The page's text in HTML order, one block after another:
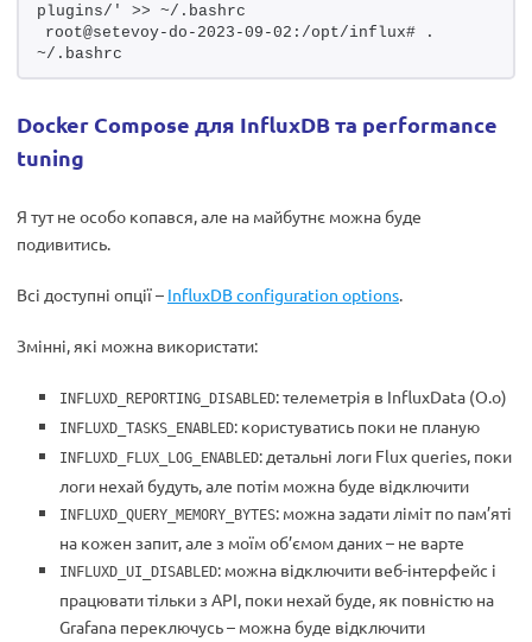
plugins/' >> ~/.bashrc
root@setevoy-do-2023-09-02:/opt/influx# .
~/.bashrc
Docker Compose для InfluxDB та performance
tuning
Я тут не особо копався, але на майбутнє можна буде
подивитись.
Всі доступні опції – InfluxDB configuration options.
Змінні, які можна використати:
INFLUXD_REPORTING_DISABLED: телеметрія в InfluxData (О.о)
INFLUXD_TASKS_ENABLED: користуватись поки не планую
INFLUXD_FLUX_LOG_ENABLED: детальні логи Flux queries, поки
логи нехай будуть, але потім можна буде відключити
INFLUXD_QUERY_MEMORY_BYTES: можна задати ліміт по пам’яті
на кожен запит, але з моїм об’ємом даних – не варте
INFLUXD_UI_DISABLED: можна відключити веб-інтерфейс і
працювати тільки з API, поки нехай буде, як повністю на
Grafana переключусь – можна буде відключити